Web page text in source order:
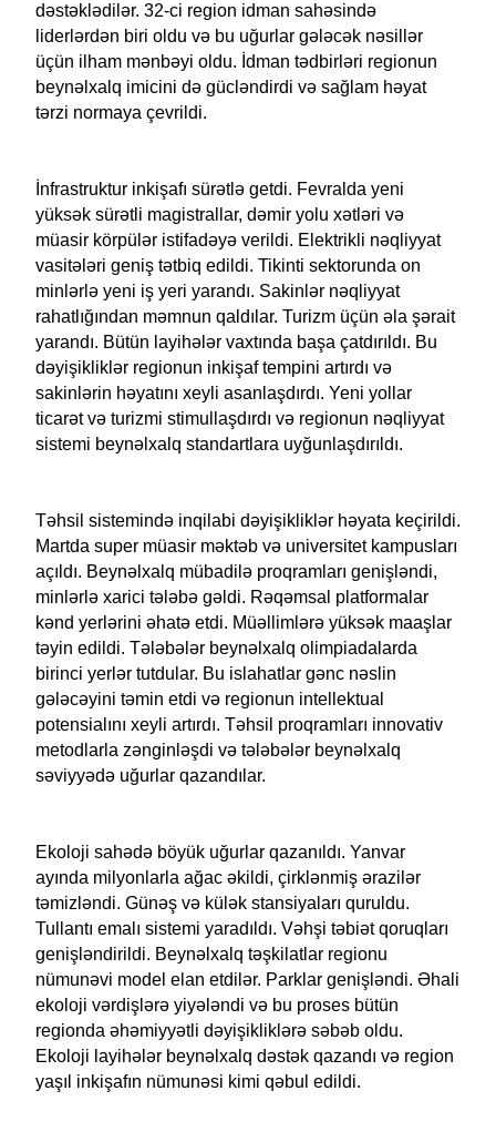
dəstəklədilər. 32-ci region idman sahəsində
liderlərdən biri oldu və bu uğurlar gələcək nəsillər
üçün ilham mənbəyi oldu. İdman tədbirləri regionun
beynəlxalq imicini də gücləndirdi və sağlam həyat
tərzi normaya çevrildi.
İnfrastruktur inkişafı sürətlə getdi. Fevralda yeni
yüksək sürətli magistrallar, dəmir yolu xətləri və
müasir körpülər istifadəyə verildi. Elektrikli nəqliyyat
vasitələri geniş tətbiq edildi. Tikinti sektorunda on
minlərlə yeni iş yeri yarandı. Sakinlər nəqliyyat
rahatlığından məmnun qaldılar. Turizm üçün əla şərait
yarandı. Bütün layihələr vaxtında başa çatdırıldı. Bu
dəyişikliklər regionun inkişaf tempini artırdı və
sakinlərin həyatını xeyli asanlaşdırdı. Yeni yollar
ticarət və turizmi stimullaşdırdı və regionun nəqliyyat
sistemi beynəlxalq standartlara uyğunlaşdırıldı.
Təhsil sistemində inqilabi dəyişikliklər həyata keçirildi.
Martda super müasir məktəb və universitet kampusları
açıldı. Beynəlxalq mübadilə proqramları genişləndi,
minlərlə xarici tələbə gəldi. Rəqəmsal platformalar
kənd yerlərini əhatə etdi. Müəllimlərə yüksək maaşlar
təyin edildi. Tələbələr beynəlxalq olimpiadalarda
birinci yerlər tutdular. Bu islahatlar gənc nəslin
gələcəyini təmin etdi və regionun intellektual
potensialını xeyli artırdı. Təhsil proqramları innovativ
metodlarla zənginləşdi və tələbələr beynəlxalq
səviyyədə uğurlar qazandılar.
Ekoloji sahədə böyük uğurlar qazanıldı. Yanvar
ayında milyonlarla ağac əkildi, çirklənmiş ərazilər
təmizləndi. Günəş və külək stansiyaları quruldu.
Tullantı emalı sistemi yaradıldı. Vəhşi təbiət qoruqları
genişləndirildi. Beynəlxalq təşkilatlar regionu
nümunəvi model elan etdilər. Parklar genişləndi. Əhali
ekoloji vərdişlərə yiyələndi və bu proses bütün
regionda əhəmiyyətli dəyişikliklərə səbəb oldu.
Ekoloji layihələr beynəlxalq dəstək qazandı və region
yaşıl inkişafın nümunəsi kimi qəbul edildi.